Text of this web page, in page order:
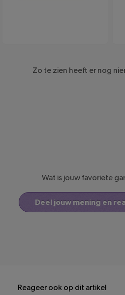
Zo te zien heeft er nog
Wat is jouw favoriete
Deel jouw mening en
Reageer ook op dit artikel